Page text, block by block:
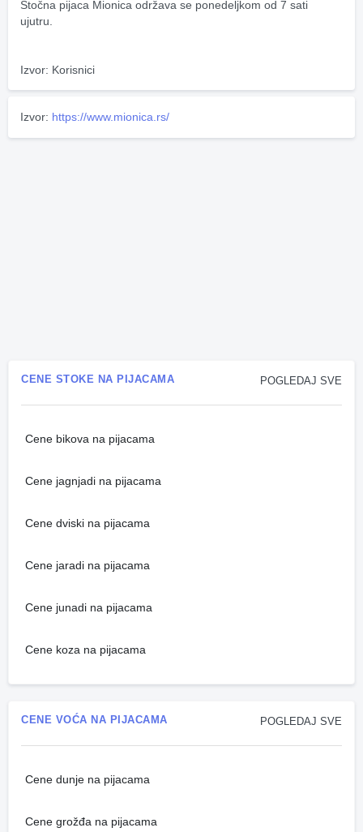
Stočna pijaca Mionica održava se ponedeljkom od 7 sati
ujutru.
Izvor: Korisnici
Izvor: https://www.mionica.rs/
POGLEDAJ SVE
CENE STOKE NA PIJACAMA
Cene bikova na pijacama
Cene jagnjadi na pijacama
Cene dviski na pijacama
Cene jaradi na pijacama
Cene junadi na pijacama
Cene koza na pijacama
POGLEDAJ SVE
CENE VOĆA NA PIJACAMA
Cene dunje na pijacama
Cene grožđa na pijacama